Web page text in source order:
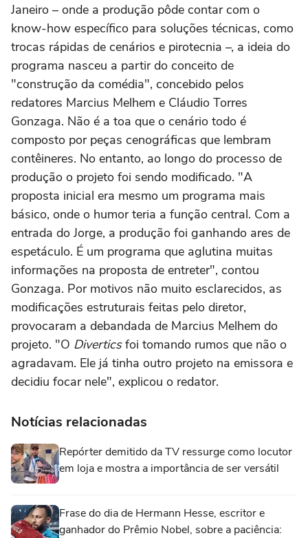
Janeiro – onde a produção pôde contar com o
know-how específico para soluções técnicas, como
trocas rápidas de cenários e pirotecnia –, a ideia do
programa nasceu a partir do conceito de
"construção da comédia", concebido pelos
redatores Marcius Melhem e Cláudio Torres
Gonzaga. Não é a toa que o cenário todo é
composto por peças cenográficas que lembram
contêineres. No entanto, ao longo do processo de
produção o projeto foi sendo modificado. "A
proposta inicial era mesmo um programa mais
básico, onde o humor teria a função central. Com a
entrada do Jorge, a produção foi ganhando ares de
espetáculo. É um programa que aglutina muitas
informações na proposta de entreter", contou
Gonzaga. Por motivos não muito esclarecidos, as
modificações estruturais feitas pelo diretor,
provocaram a debandada de Marcius Melhem do
projeto. "O Diverticsfoi tomando rumos que não o
agradavam. Ele já tinha outro projeto na emissora e
decidiu focar nele", explicou o redator.
Notícias relacionadas
Repórter demitido da TV ressurge como locutor
em loja e mostra a importância de ser versátil
Frase do dia de Hermann Hesse, escritor e
ganhador do Prêmio Nobel, sobre a paciência: